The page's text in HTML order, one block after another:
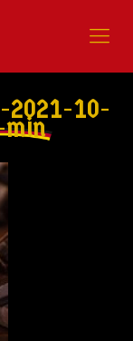
2021-10-